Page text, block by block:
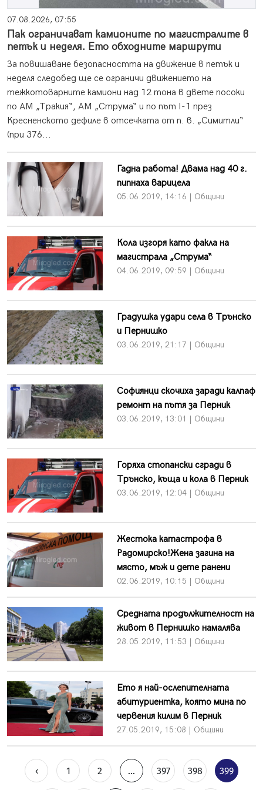
07.08.2026, 07:55
Пак ограничават камионите по магистралите в
петък и неделя. Ето обходните маршрути
За повишаване безопасността на движение в петък и
неделя следобед ще се ограничи движението на
тежкотоварните камиони над 12 тона в двете посоки
по АМ „Тракия“, АМ „Струма“ и по път I-1 през
Кресненското дефиле в отсечката от п. в. „Симитли“
(при 376...
Гадна работа! Двама над 40 г.
пипнаха варицела
05.06.2019, 14:16 | Общини
Кола изгоря като факла на
магистрала „Струма“
04.06.2019, 09:59 | Общини
Градушка удари села в Трънско
и Пернишко
03.06.2019, 21:17 | Общини
Софиянци скочиха заради калпаф
ремонт на пътя за Перник
03.06.2019, 13:01 | Общини
Горяха стопански сгради в
Трънско, къща и кола в Перник
03.06.2019, 12:04 | Общини
Жестока катастрофа в
Радомирско!Жена загина на
място, мъж и дете ранени
02.06.2019, 10:15 | Общини
Средната продължителност на
живот в Пернишко намалява
28.05.2019, 11:53 | Общини
Ето я най-ослепителната
абитуриентка, която мина по
червения килим в Перник
27.05.2019, 15:08 | Общини
‹ 1 2 ... 397 398 399